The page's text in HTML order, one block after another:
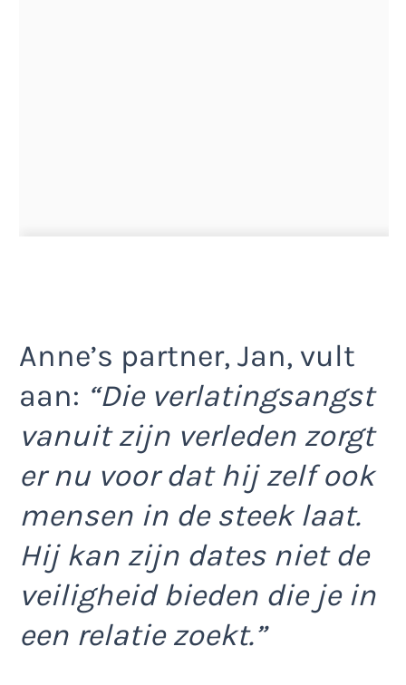
Anne’s partner, Jan, vult
aan: “Die verlatingsangst
vanuit zijn verleden zorgt
er nu voor dat hij zelf ook
mensen in de steek laat.
Hij kan zijn dates niet de
veiligheid bieden die je in
een relatie zoekt.”